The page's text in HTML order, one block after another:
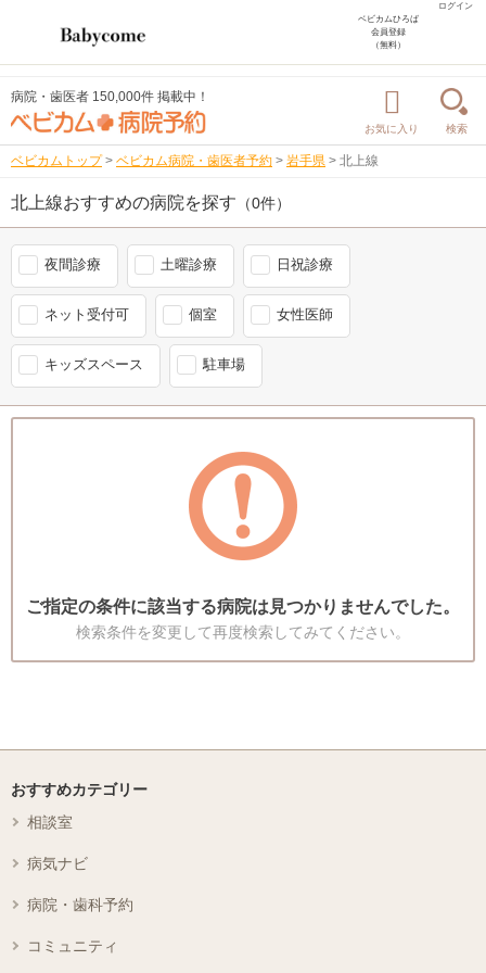
ログイン
ベビカムひろば
会員登録
（無料）
病院・歯医者 150,000件 掲載中！
お気に入り 検索
ベビカムトップ > ベビカム病院・歯医者予約 > 岩手県 > 北上線
北上線おすすめの病院を探す （0件）
夜間診療 土曜診療 日祝診療
ネット受付可 個室 女性医師
キッズスペース 駐車場
ご指定の条件に該当する病院は見つかりませんでした。
検索条件を変更して再度検索してみてください。
おすすめカテゴリー
相談室
病気ナビ
病院・歯科予約
コミュニティ